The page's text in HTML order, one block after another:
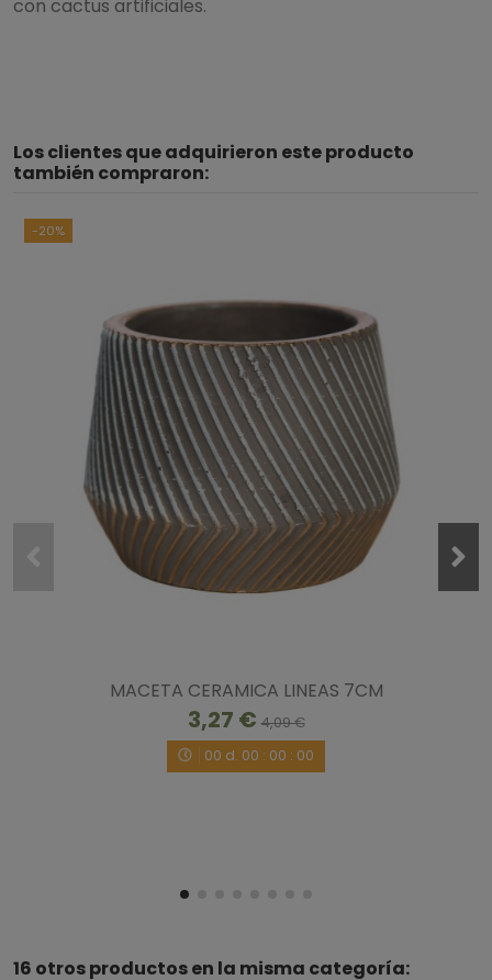
con cactus artificiales.
Los clientes que adquirieron este producto
también compraron:
-20%
MACETA CERAMICA LINEAS 7CM
3,27 €4,09 €
00 d. 00 : 00 : 00
16 otros productos en la misma categoría: